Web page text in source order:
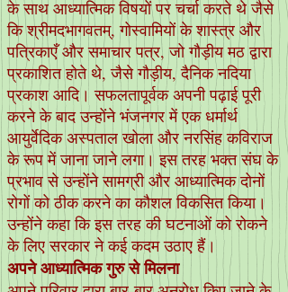
के साथ आध्यात्मिक विषयों पर चर्चा करते थे जैसे
कि श्रीमदभागवतम्, गोस्वामियों के शास्त्र और
पत्रिकाएँ और समाचार पत्र, जो गौड़ीय मठ द्वारा
प्रकाशित होते थे, जैसे गौड़ीय, दैनिक नदिया
प्रकाश आदि। सफलतापूर्वक अपनी पढ़ाई पूरी
करने के बाद उन्होंने भंजनगर में एक धर्मार्थ
आयुर्वेदिक अस्पताल खोला और नरसिंह कविराज
के रूप में जाना जाने लगा। इस तरह भक्त संघ के
प्रभाव से उन्होंने सामग्री और आध्यात्मिक दोनों
रोगों को ठीक करने का कौशल विकसित किया।
उन्होंने कहा कि इस तरह की घटनाओं को रोकने
के लिए सरकार ने कई कदम उठाए हैं।
अपने आध्यात्मिक गुरु से मिलना